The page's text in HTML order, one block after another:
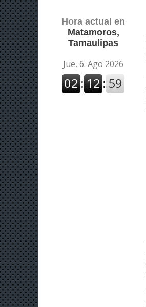
Hora actual en
Matamoros,
Tamaulipas